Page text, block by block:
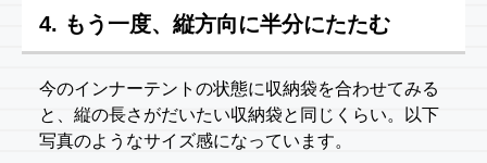
4. もう一度、縦方向に半分にたたむ
今のインナーテントの状態に収納袋を合わせてみる
と、縦の長さがだいたい収納袋と同じくらい。以下
写真のようなサイズ感になっています。